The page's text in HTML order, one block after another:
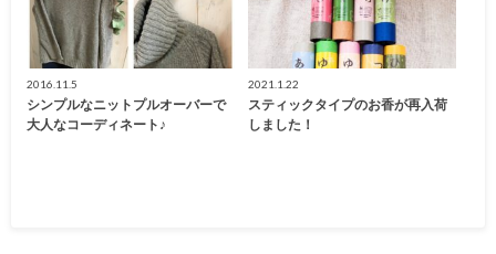
2016.11.5
シンプルなニットプルオーバーで
大人なコーディネート♪
2021.1.22
スティックタイプのお香が再入荷
しました！